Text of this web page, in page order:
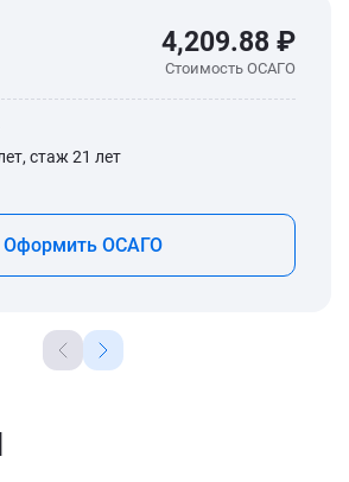
4,209.88 ₽
Стоимость ОСАГО
стаж 21 лет
Оформить ОСАГО